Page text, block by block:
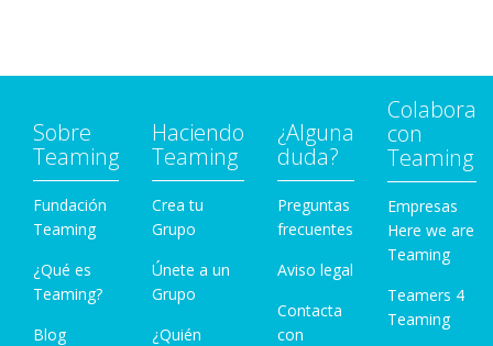
Sobre
Teaming
Fundación
Teaming
¿Qué es
Teaming?
Blog
Haciendo
Teaming
Crea tu
Grupo
Únete a un
Grupo
¿Quién
¿Alguna
duda?
Preguntas
frecuentes
Aviso legal
Contacta
con
Colabora
con
Teaming
Empresas
Here we are
Teaming
Teamers 4
Teaming